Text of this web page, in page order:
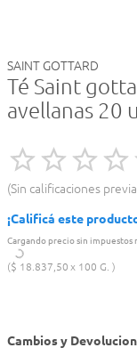
SAINT GOTTARD
Té Saint
avellanas 20
Sin calificaciones
¡Calificá este
Cargando precio sin impuestos
$ 18.837,50 100 G.
Cambios y